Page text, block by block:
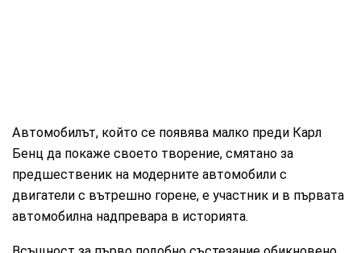
Автомобилът, който се появява малко преди Карл
Бенц да покаже своето творение, смятано за
предшественик на модерните автомобили с
двигатели с вътрешно горене, е участник и в първата
автомобилна надпревара в историята.